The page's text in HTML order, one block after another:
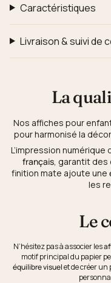
Caractéristiques
Livraison & suivi de
La
Nos affiches pour
pour harmonisé la
L’impression numérique
français, garantit
finition mate ajoute une
les
Le
N’hésitez pas à associer les
motif principal du papier
équilibre visuelet de créer